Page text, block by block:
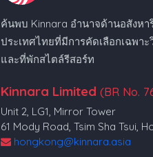
ค้นพบ Kinnara อำนาจด้านอสังห
ประเทศไทยที่มีการคัดเลือกเฉพา
และที่พักสไตล์รีสอร์ท
Kinnara Limited (BR No.
Unit 2, LG1, Mirror Tower
61 Mody Road, Tsim Sha Tsui,
hongkong@kinnara.asia